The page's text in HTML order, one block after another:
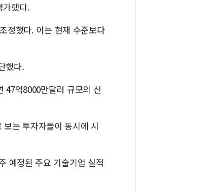
가했다.
정했다. 이는 현재 수준보다
했다.
47억8000만달러 규모의 신
는 투자자들이 동시에 시
예정된 주요 기술기업 실적